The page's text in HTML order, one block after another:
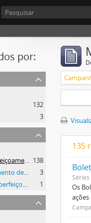
por:
132
3
Campanha Nacional de Aperfeiçoamento de Pessoal de Nível Superior (CAPES) 138
Coordenação de Aperfeiçoamento de Pessoal de Nível Superior (CAPES)
3
Fundação Coordenação de Aperfeiçoamento de Pessoal de Nível Superior (CAPES)
1
135
Séries
Os